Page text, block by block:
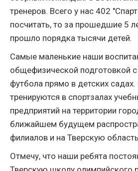
тренеров. Всего у нас 402
посчитать, то за прошедшие 5
прошло порядка тысячи детей.
Самые маленькие наши
общефизической подготовкой
футбола прямо в детских
тренируются в спортзалах
предприятий на территории
ближайшем будущем
филиалов и на Тверскую
Отмечу, что наши ребята